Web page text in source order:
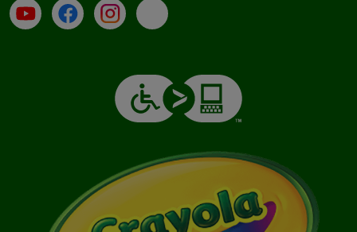
Su YouTube
ContattiProfilo Instagram
Email